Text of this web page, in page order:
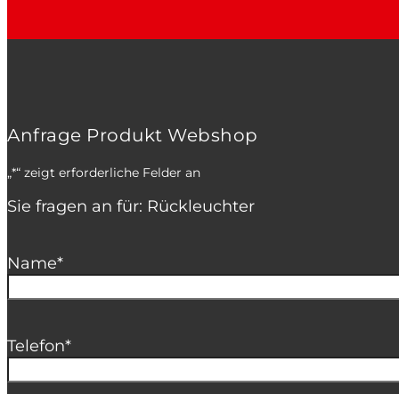
Anfrage Produkt Webshop
„*“ zeigt erforderliche Felder an
Sie fragen an für: Rückleuchter
Name*
Telefon*